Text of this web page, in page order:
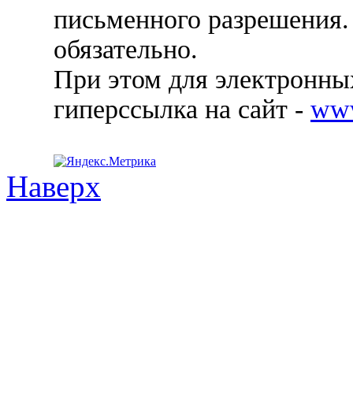
письменного
обязательно.
При этом для
гиперссылка на сайт -
Наверх